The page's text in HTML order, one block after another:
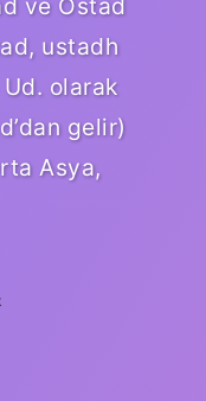
ustadh
olarak
Asya,